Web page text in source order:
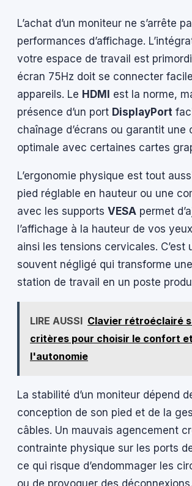
L’achat d’un moniteur ne s’arrête
performances d’affichage.
votre espace de travail est
écran 75Hz doit se connecter
appareils. Le HDMI est la norme,
présence d’un port DisplayPort
chaînage d’écrans ou garantit une
optimale avec certaines cartes
L’ergonomie physique est tout
pied réglable en hauteur ou une
avec les supports VESA permet
l’affichage à la hauteur de vos
ainsi les tensions cervicales. C’est
souvent négligé qui transforme
station de travail en un poste
LIRE AUSSI Clavier rétroéclairé
critères pour choisir le confort et
l'autonomie
La stabilité d’un moniteur dépend
conception de son pied et de la
câbles. Un mauvais agencement
contrainte physique sur les ports
ce qui risque d’endommager les
ou de provoquer des